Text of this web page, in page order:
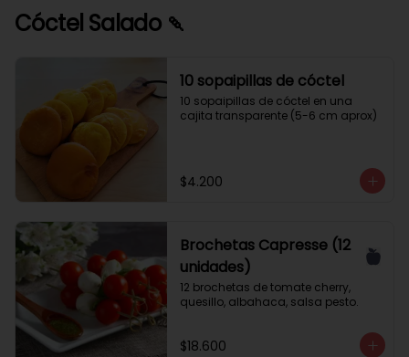
Cóctel Salado 🍡
10 sopaipillas de cóctel
10 sopaipillas de cóctel en una
cajita transparente (5-6 cm aprox)
$4.200
Brochetas Capresse (12
unidades)
12 brochetas de tomate cherry,
quesillo, albahaca, salsa pesto.
$18.600